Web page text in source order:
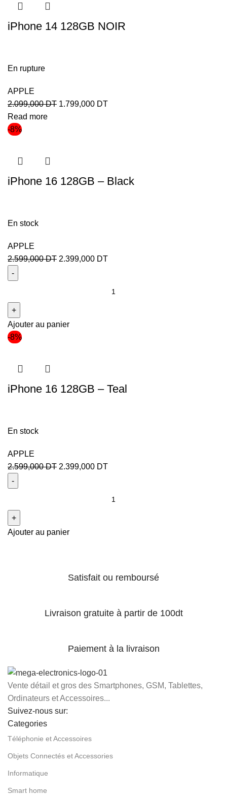
iPhone 14 128GB NOIR
En rupture
APPLE
2.099,000DT 1.799,000 DT
Read more
-8%
iPhone 16 128GB – Black
En stock
APPLE
2.599,000DT 2.399,000 DT
Ajouter au panier
-8%
iPhone 16 128GB – Teal
En stock
APPLE
2.599,000DT 2.399,000 DT
Ajouter au panier
Satisfait ou remboursé
Livraison gratuite à partir de 100dt
Paiement à la livraison
Vente détail et gros des Smartphones, GSM, Tablettes,
Ordinateurs et Accessoires...
Suivez-nous sur:
Categories
Téléphonie et Accessoires
Objets Connectés et Accessories
Informatique
Smart home